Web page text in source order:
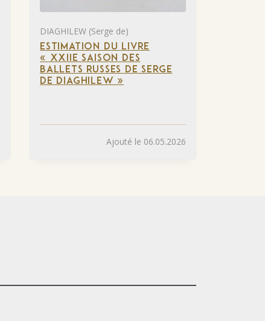
DIAGHILEW (Serge de)
ESTIMATION DU LIVRE
« XXIIE SAISON DES
BALLETS RUSSES DE SERGE
DE DIAGHILEW »
Ajouté le 06.05.2026